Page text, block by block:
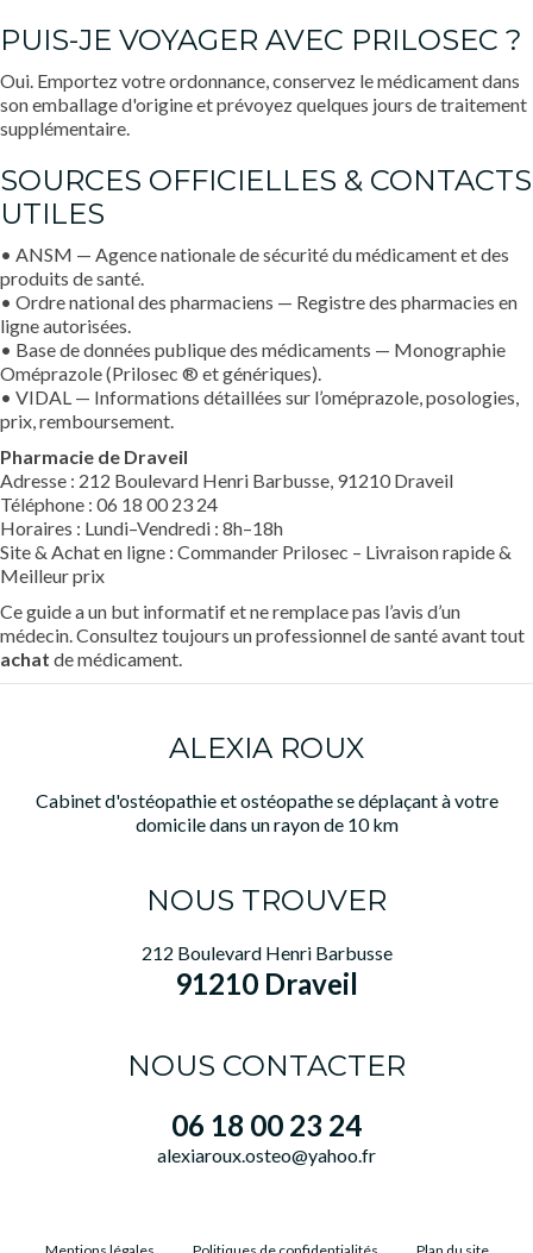
PUIS-JE VOYAGER AVEC PRILOSEC ?
Oui. Emportez votre ordonnance, conservez le médicament dans
son emballage d'origine et prévoyez quelques jours de traitement
supplémentaire.
SOURCES OFFICIELLES & CONTACTS
UTILES
• ANSM — Agence nationale de sécurité du médicament et des
produits de santé.
• Ordre national des pharmaciens — Registre des pharmacies en
ligne autorisées.
• Base de données publique des médicaments — Monographie
Oméprazole (Prilosec ® et génériques).
• VIDAL — Informations détaillées sur l’oméprazole, posologies,
prix, remboursement.
Pharmacie de Draveil
Adresse : 212 Boulevard Henri Barbusse, 91210 Draveil
Téléphone : 06 18 00 23 24
Horaires : Lundi–Vendredi : 8h–18h
Site & Achat en ligne : Commander Prilosec – Livraison rapide &
Meilleur prix
Ce guide a un but informatif et ne remplace pas l’avis d’un
médecin. Consultez toujours un professionnel de santé avant tout
achat de médicament.
ALEXIA ROUX
Cabinet d'ostéopathie et ostéopathe se déplaçant à votre
domicile dans un rayon de 10 km
NOUS TROUVER
212 Boulevard Henri Barbusse
91210 Draveil
NOUS CONTACTER
06 18 00 23 24
alexiaroux.osteo@yahoo.fr